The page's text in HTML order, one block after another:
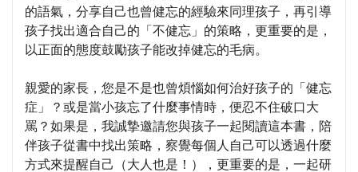
的語氣，分享自己也曾健忘的經驗來同理孩子，再引導
孩子找出適合自己的「不健忘」的策略，更重要的是，
以正面的態度鼓勵孩子能改掉健忘的毛病。
親愛的家長，您是不是也曾煩惱如何治好孩子的「健忘
症」？或是當小孩忘了什麼事情時，便忍不住破口大
罵？如果是，我誠摯邀請您與孩子一起閱讀這本書，陪
伴孩子從書中找出策略，察覺每個人自己可以透過什麼
方式來提醒自己（大人也是！），更重要的是，一起研